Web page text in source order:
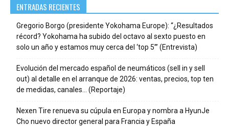
ENTRADAS RECIENTES
Gregorio Borgo (presidente Yokohama Europe): “¿Resultados
récord? Yokohama ha subido del octavo al sexto puesto en
solo un año y estamos muy cerca del ‘top 5’” (Entrevista)
Evolución del mercado español de neumáticos (sell in y sell
out) al detalle en el arranque de 2026: ventas, precios, top ten
de medidas, canales… (Reportaje)
Nexen Tire renueva su cúpula en Europa y nombra a HyunJe
Cho nuevo director general para Francia y España